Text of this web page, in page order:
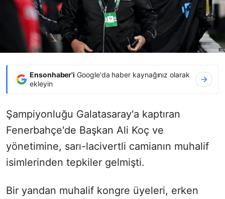
Ensonhaber'i Google'da haber kaynağınız olarak
ekleyin
Şampiyonluğu Galatasaray'a kaptıran
Fenerbahçe'de Başkan Ali Koç ve
yönetimine, sarı-lacivertli camianın muhalif
isimlerinden tepkiler gelmişti.
Bir yandan muhalif kongre üyeleri, erken